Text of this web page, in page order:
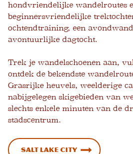
hondvriendelijke wandelroutes
beginnersvriendelijke
ochtendtraining, een
avontuurlijke dagtocht.
Trek je wandelschoenen aan,
ontdek de bekendste
Grasrijke heuvels, weelderige
nabijgelegen skigebieden van
slechts enkele minuten van de
stadscentrum.
Salt Lake City